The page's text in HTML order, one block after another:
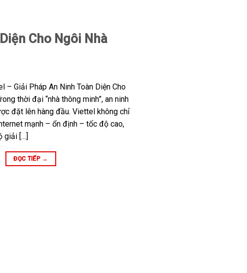
Cho Ngôi Nhà
– Giải Pháp An Ninh Toàn Diện Cho
thời đại “nhà thông minh”, an ninh
đặt lên hàng đầu. Viettel không chỉ
mạnh – ổn định – tốc độ cao,
giải […]
ĐỌC TIẾP →